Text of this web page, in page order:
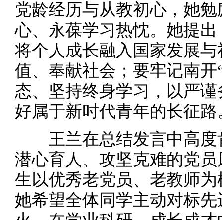
党龄经历与从教初心，她
心、永葆学习热忱。她提
将个人成长融入国家发展
值、奉献社会；要牢记南
态、坚持终身学习，以严
好属于新时代青年的长征路
王兰在总结发言中高度
潜心育人、攻坚克难的党
生以优秀老党员、老教师
她希望全体同学主动对标